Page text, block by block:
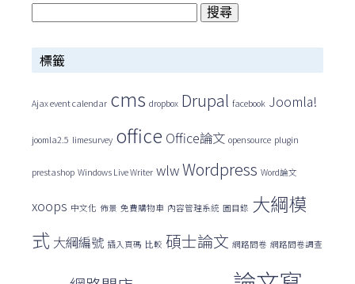
搜
關
字:
標籤
Ajax event calendar cms dropbox Drupal facebook Joomla!
joomla2.5 limesurvey office Office論文 opensource plugin
prestashop Windows Live Writer wlwWordpress Word論文
xoops 中文化 佈景 免費購物車 內容管理系統 圖目錄 大綱模
式 大綱編號 插入頁碼 比較 碩士論文 網路問卷 網路問卷調查